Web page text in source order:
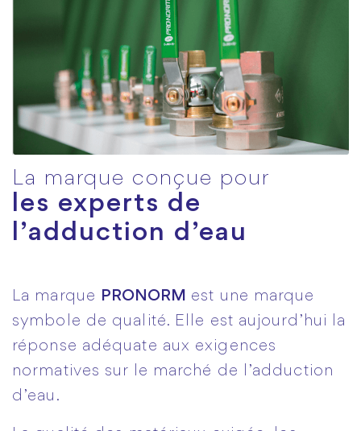
La marque conçue pour
les experts de
l’adduction d’eau
La marque PRONORM est une marque
symbole de qualité. Elle est aujourd’hui la
réponse adéquate aux exigences
normatives sur le marché de l’adduction
d’eau.